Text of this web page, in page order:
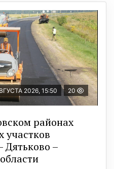
2026, 15:50 20
районах
участков
Дятьково –